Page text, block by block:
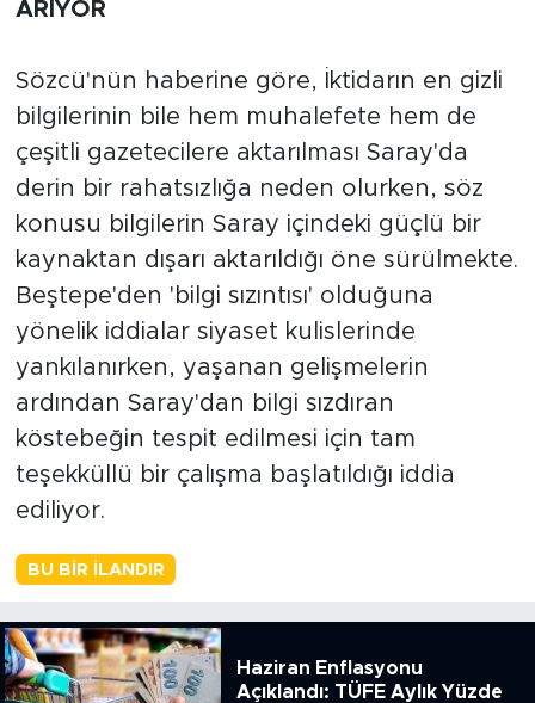
ARIYOR
Sözcü'nün haberine göre, İktidarın en gizli
bilgilerinin bile hem muhalefete hem de
çeşitli gazetecilere aktarılması Saray'da
derin bir rahatsızlığa neden olurken, söz
konusu bilgilerin Saray içindeki güçlü bir
kaynaktan dışarı aktarıldığı öne sürülmekte.
Beştepe'den 'bilgi sızıntısı' olduğuna
yönelik iddialar siyaset kulislerinde
yankılanırken, yaşanan gelişmelerin
ardından Saray'dan bilgi sızdıran
köstebeğin tespit edilmesi için tam
teşekküllü bir çalışma başlatıldığı iddia
ediliyor.
BU BIR İLANDIR
Haziran Enflasyonu
Açıklandı: TÜFE Aylık Yüzde